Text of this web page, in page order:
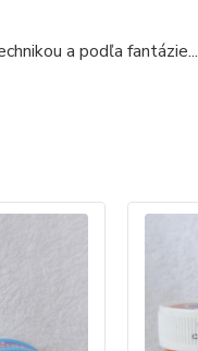
a podľa fantázie...